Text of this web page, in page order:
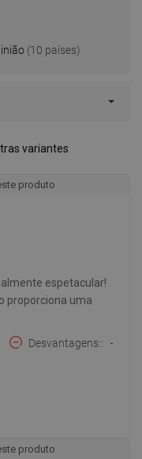
(10 países)
variantes
produto
espetacular!
proporciona uma
Desvantagens: -
produto